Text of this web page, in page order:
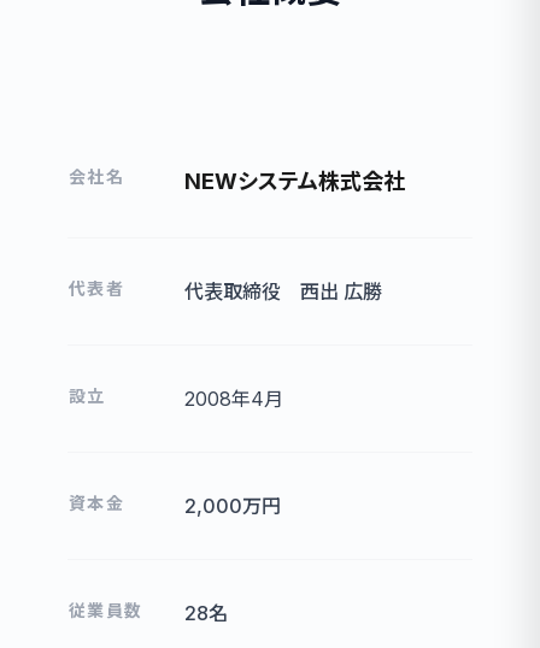
会社名 NEWシステム株式会社
代表者 代表取締役 西出 広勝
設立 2008年4月
資本金 2,000万円
従業員数 28名